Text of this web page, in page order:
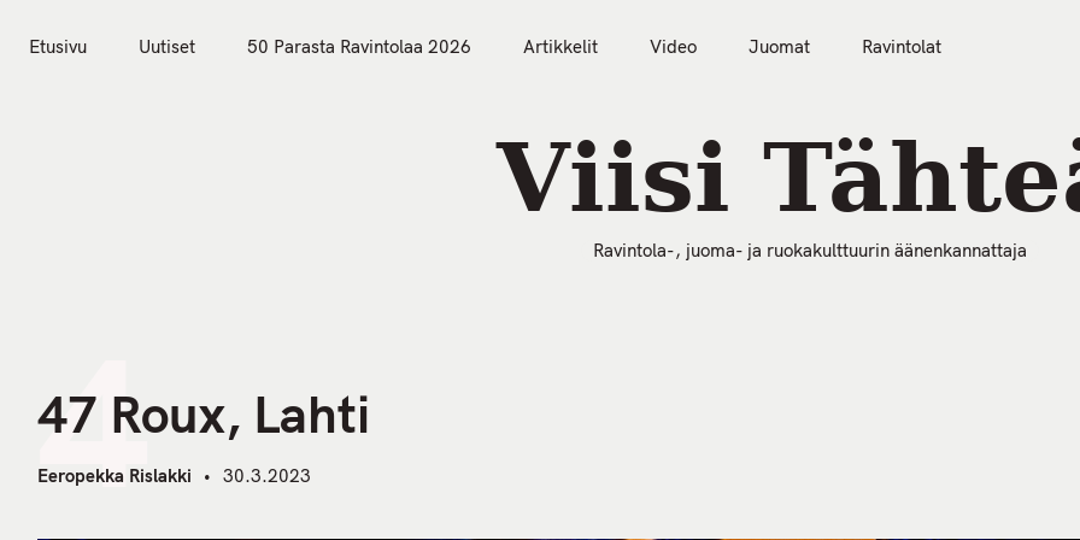
Etusivu Uutiset 50 Parasta Ravintolaa 2026 Artikkelit Video Juomat Ravintolat
Viisi
Ravintola-, juoma- ja ruokakulttuurin äänenkannattaja
4
47 Roux, Lahti
Eeropekka Rislakki 30.3.2023